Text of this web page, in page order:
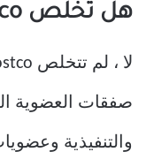
هل تخلص Costco من العضوية؟
صفقات العضوية
والتنفيذية